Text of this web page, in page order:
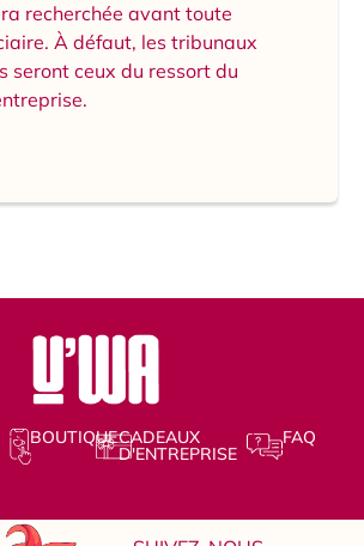
recherchée avant toute
À défaut, les tribunaux
seront ceux du ressort du
BOUTIQUECADEAUX
D'ENTREPRISE
FAQ